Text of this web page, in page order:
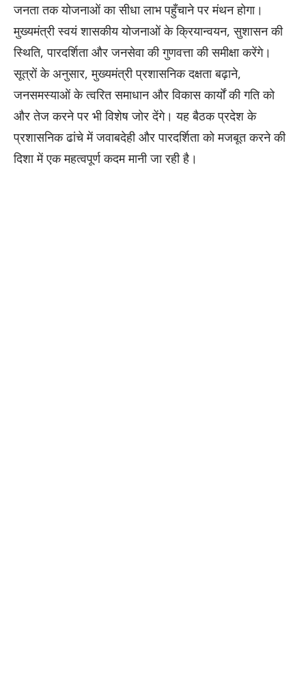
जनता तक योजनाओं का सीधा लाभ पहुँचाने पर मंथन होगा।
मुख्यमंत्री स्वयं शासकीय योजनाओं के क्रियान्वयन, सुशासन की
स्थिति, पारदर्शिता और जनसेवा की गुणवत्ता की समीक्षा करेंगे।
सूत्रों के अनुसार, मुख्यमंत्री प्रशासनिक दक्षता बढ़ाने,
जनसमस्याओं के त्वरित समाधान और विकास कार्यों की गति को
और तेज करने पर भी विशेष जोर देंगे। यह बैठक प्रदेश के
प्रशासनिक ढांचे में जवाबदेही और पारदर्शिता को मजबूत करने की
दिशा में एक महत्वपूर्ण कदम मानी जा रही है।